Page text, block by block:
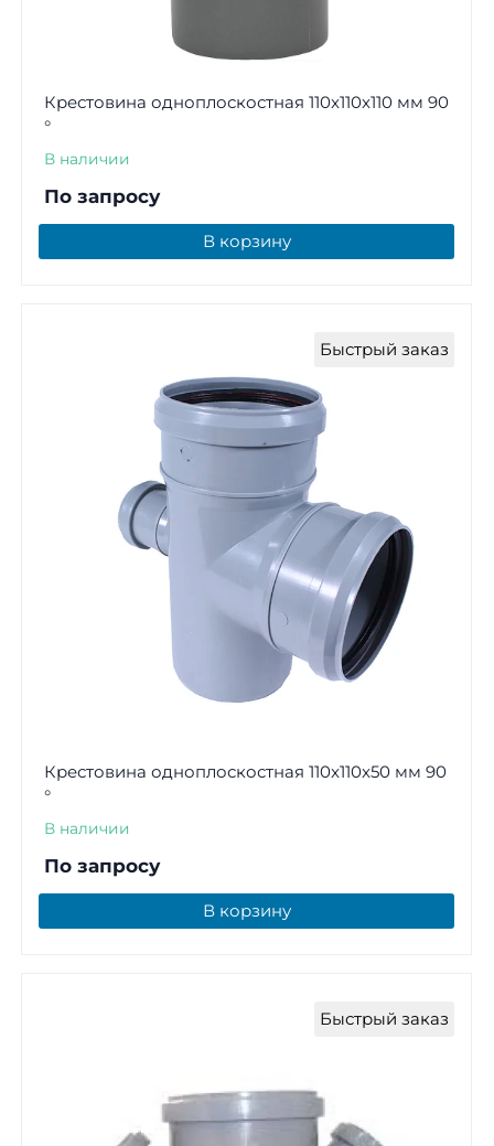
Крестовина одноплоскостная 110x110x110 мм 90
°
В наличии
По запросу
В корзину
Быстрый заказ
Крестовина одноплоскостная 110x110x50 мм 90
°
В наличии
По запросу
В корзину
Быстрый заказ